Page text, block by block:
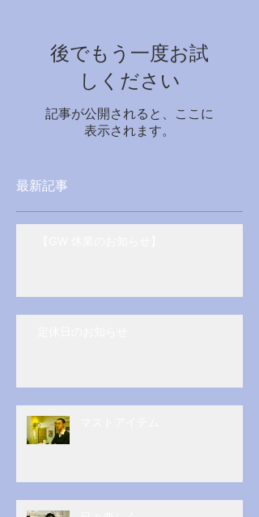
後でもう一度お試
しください
記事が公開されると、ここに
表示されます。
最新記事